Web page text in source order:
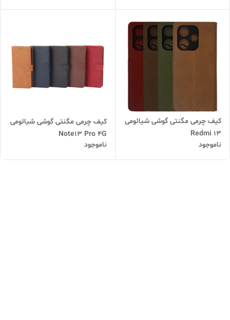
کیف چرمی مگنتی گوشی شیائومی
Redmi 13
ناموجود
کیف چرمی مگنتی گوشی شیائومی
Note13 Pro 4G
ناموجود